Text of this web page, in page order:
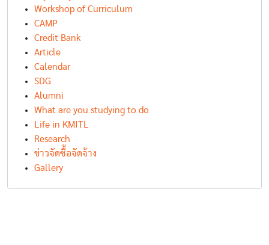
Workshop of Curriculum
CAMP
Credit Bank
Article
Calendar
SDG
Alumni
What are you studying to do
Life in KMITL
Research
ข่าวจัดซื้อจัดจ้าง
Gallery